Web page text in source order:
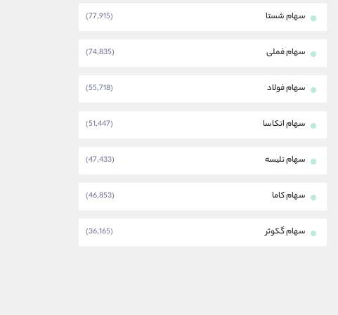
سهام شستا (77,915)
سهام فملی (74,835)
سهام فولاد (55,718)
سهام اتکاسا (51,447)
سهام تلیسه (47,433)
سهام کاما (46,853)
سهام گکوثر (36,165)